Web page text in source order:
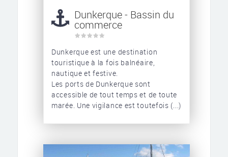
Dunkerque - Bassin du
commerce
Dunkerque est une destination
touristique à la fois balnéaire,
nautique et festive.
Les ports de Dunkerque sont
accessible de tout temps et de toute
marée. Une vigilance est toutefois (...)